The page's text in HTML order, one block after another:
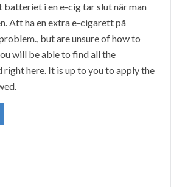
batteriet i en e-cig tar slut när man
Att ha en extra e-cigarett på
but are unsure of how to
will be able to find all the
right here. It is up to you to apply the